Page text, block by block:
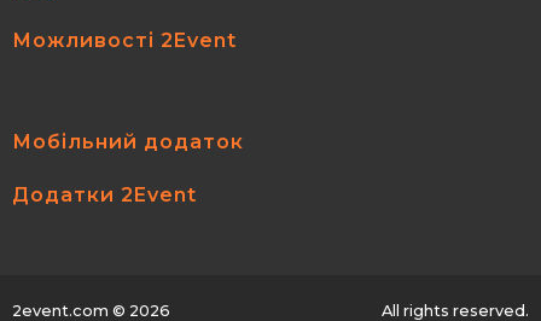
Можливості 2Event
Мобільний додаток
Додатки 2Event
2event.com © 2026 All rights reserved.